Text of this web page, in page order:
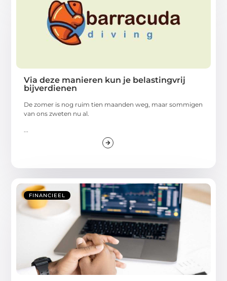
Via deze manieren kun je belastingvrij
bijverdienen
De zomer is nog ruim tien maanden weg, maar sommigen
van ons zweten nu al.
...
FINANCIEEL